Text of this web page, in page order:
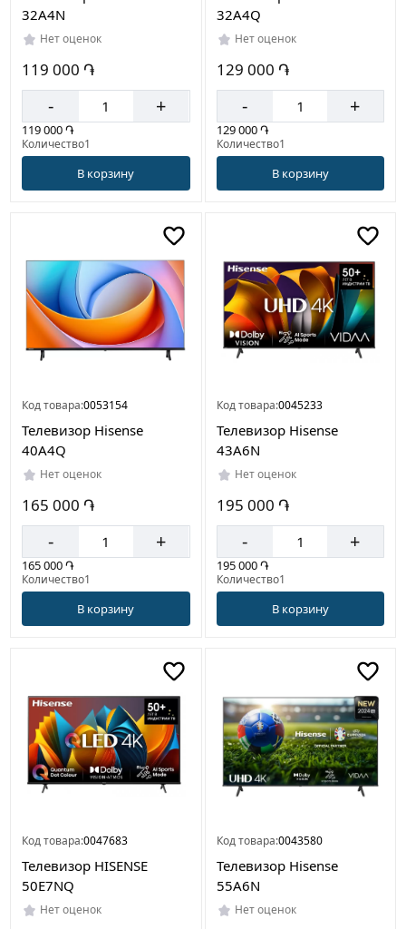
32A4N
Нет оценок
119 000 ֏
- +
119 000 ֏
Количество1
В корзину
32A4Q
Нет оценок
129 000 ֏
- +
129 000 ֏
Количество1
В корзину
Код товара:0053154
Телевизор Hisense
40A4Q
Нет оценок
165 000 ֏
- +
165 000 ֏
Количество1
В корзину
Код товара:0045233
Телевизор Hisense
43A6N
Нет оценок
195 000 ֏
- +
195 000 ֏
Количество1
В корзину
Код товара:0047683
Телевизор HISENSE
50E7NQ
Нет оценок
Код товара:0043580
Телевизор Hisense
55A6N
Нет оценок